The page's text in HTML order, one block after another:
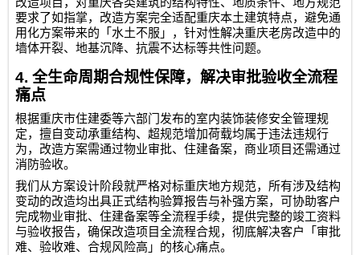
改造项目，对重庆各类建筑的结构特性、地质条件、地方规范
要求了如指掌，改造方案完全适配重庆本土建筑特点，避免通
用化方案带来的「水土不服」，针对性解决重庆老房改造中的
墙体开裂、地基沉降、抗震不达标等共性问题。
4.全生命周期合规性保障，解决审批验收全流程
痛点
根据重庆市住建委等六部门发布的室内装饰装修安全管理规
定，擅自变动承重结构、超规范增加荷载均属于违法违规行
为，改造方案需通过物业审批、住建备案，商业项目还需通过
消防验收。
我们从方案设计阶段就严格对标重庆地方规范，所有涉及结构
变动的改造均出具正式结构验算报告与补强方案，可协助客户
完成物业审批、住建备案等全流程手续，提供完整的竣工资料
与验收报告，确保改造项目全流程合规，彻底解决客户「审批
难、验收难、合规风险高」的核心痛点。